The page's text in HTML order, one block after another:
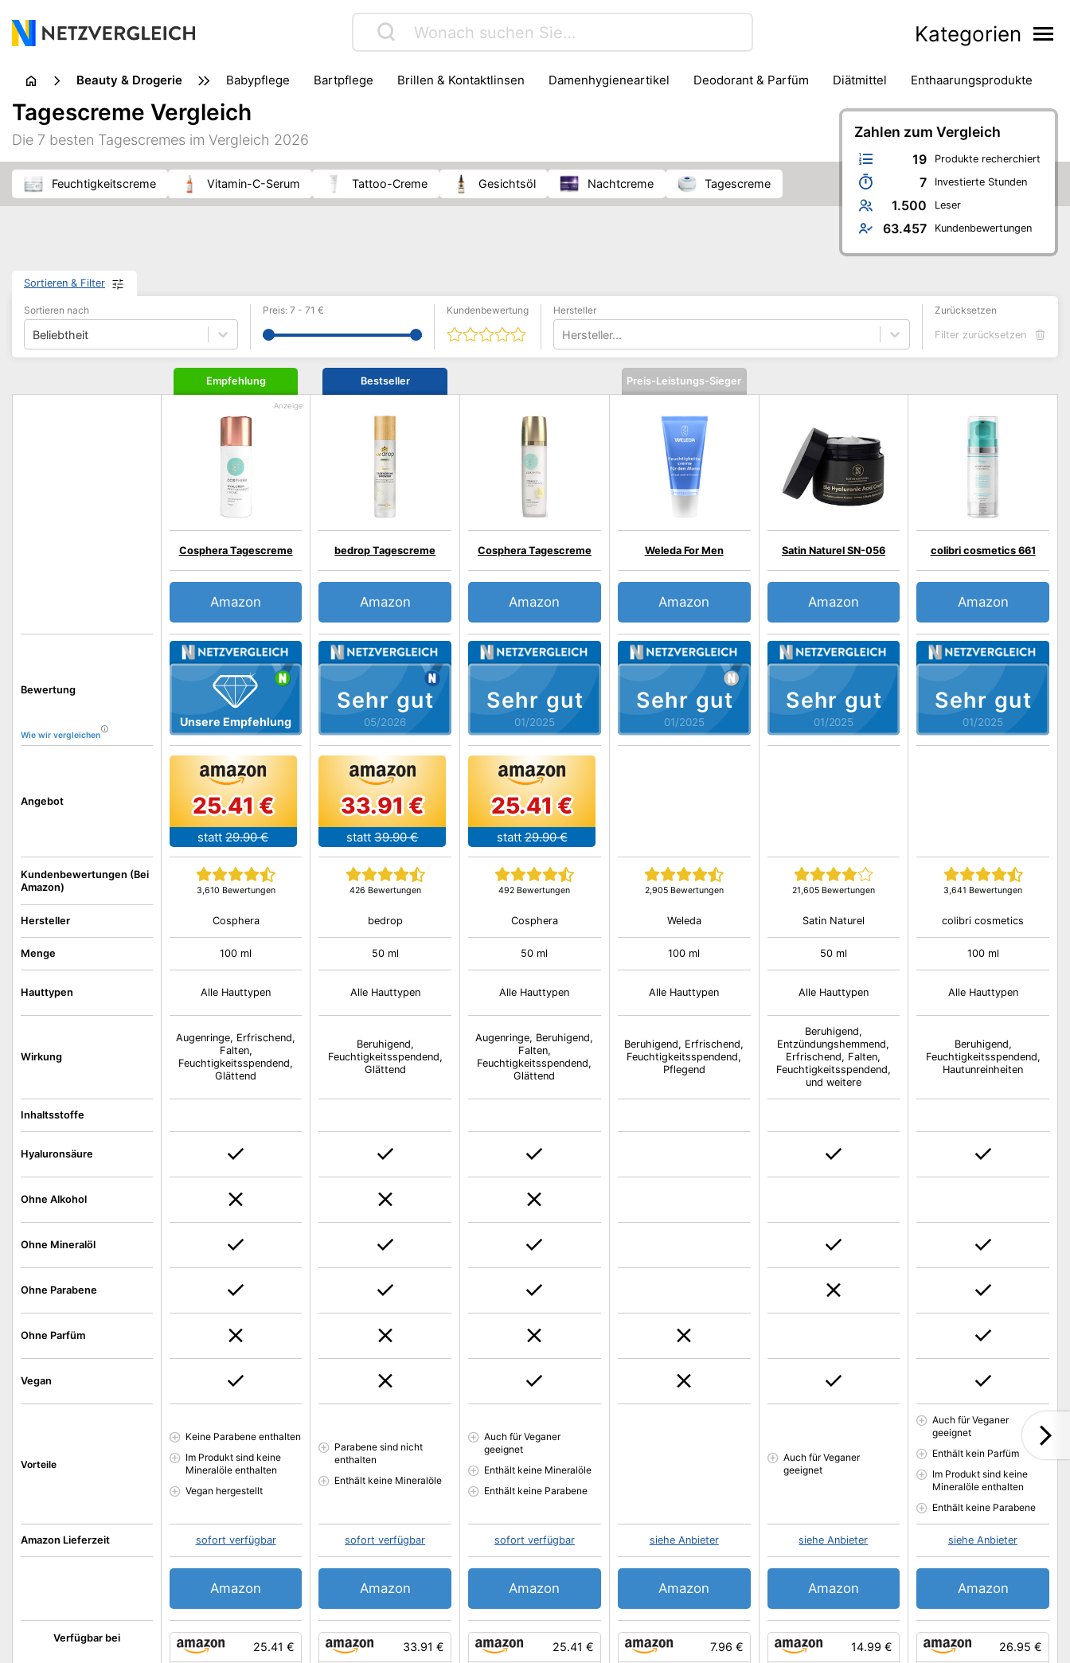
Kategorien
Beauty & Drogerie Babypflege Bartpflege Brillen & Kontaktlinsen Damenhygieneartikel Deodorant & Parfüm Diätmittel
Enthaarungsprodukte
Erotik
Hautpflege
Insektenbisse & Insektenstiche
Intimpflege
Nagelpflege
Verhütung & Familienplanung
Wärmetherapie
Waschmittel
Zahlen zum Vergleich
19 Produkte recherchiert
7 Investierte Stunden
1.500 Leser
63.457 Kundenbewertungen
Tagescreme Vergleich
Die 7 besten Tagescremes im Vergleich 2026
Feuchtigkeitscreme Vitamin-C-Serum Tattoo-Creme Gesichtsöl Nachtcreme Tagescreme
Sortieren & Filter
Sortieren nach
Beliebtheit
Preis: 7 - 71 € Kundenbewertung Hersteller
Hersteller...
Zurücksetzen
Filter zurücksetzen
Bewertung
Wie wir vergleichen
Kundenbewertungen (Bei
Amazon)
Angebot
Verfügbar bei
Hersteller
Menge
Hauttypen
Wirkung
Inhaltsstoffe
Hyaluronsäure
Ohne Alkohol
Ohne Mineralöl
Ohne Parabene
Ohne Parfüm
Vegan
Vorteile
Amazon Lieferzeit
Empfehlung
Unsere Empfehlung
Cosphera Tagescreme
3,610 Bewertungen
Amazon
25.41 €
statt 29.90 €
25.41 €
Cosphera
100 ml
Alle Hauttypen
Augenringe, Erfrischend,
Falten,
Feuchtigkeitsspendend,
Glättend
Keine Parabene enthalten
Im Produkt sind keine
Mineralöle enthalten
Vegan hergestellt
sofort verfügbar
Amazon
Bestseller
Sehr gut
05/2026
bedrop Tagescreme
426 Bewertungen
Amazon
33.91 €
statt 39.90 €
33.91 €
bedrop
50 ml
Alle Hauttypen
Beruhigend,
Feuchtigkeitsspendend,
Glättend
Parabene sind nicht
enthalten
Enthält keine Mineralöle
sofort verfügbar
Amazon
Sehr gut
01/2025
Cosphera Tagescreme
492 Bewertungen
Amazon
25.41 €
statt 29.90 €
25.41 €
Cosphera
50 ml
Alle Hauttypen
Augenringe, Beruhigend,
Falten,
Feuchtigkeitsspendend,
Glättend
Auch für Veganer
geeignet
Enthält keine Mineralöle
Enthält keine Parabene
sofort verfügbar
Amazon
Preis-Leistungs-Sieger
Sehr gut
01/2025
Weleda For Men
2,905 Bewertungen
Amazon
7.96 €
Weleda
100 ml
Alle Hauttypen
Beruhigend, Erfrischend,
Feuchtigkeitsspendend,
Pflegend
siehe Anbieter
Amazon
Sehr gut
01/2025
Satin Naturel SN-056
21,605 Bewertungen
Amazon
14.99 €
Satin Naturel
50 ml
Alle Hauttypen
Beruhigend,
Entzündungshemmend,
Erfrischend, Falten,
Feuchtigkeitsspendend,
und weitere
Auch für Veganer
geeignet
siehe Anbieter
Amazon
Sehr gut
01/2025
colibri cosmetics 661
3,641 Bewertungen
Amazon
26.95 €
colibri cosmetics
100 ml
Alle Hauttypen
Beruhigend,
Feuchtigkeitsspendend,
Hautunreinheiten
Auch für Veganer
geeignet
Enthält kein Parfüm
Im Produkt sind keine
Mineralöle enthalten
Enthält keine Parabene
siehe Anbieter
Amazon